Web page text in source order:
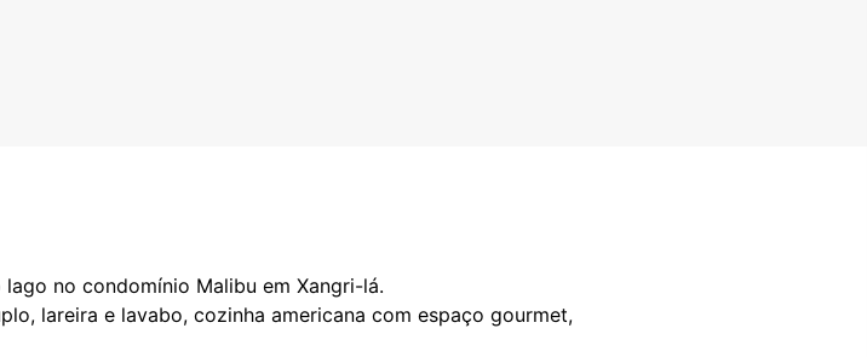
no condomínio Malibu em Xangri-lá.
lareira e lavabo, cozinha americana com espaço gourmet,